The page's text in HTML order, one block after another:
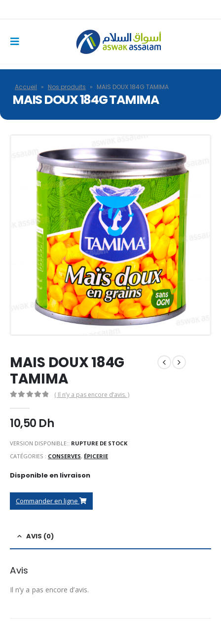
Accueil » Nos produits » MAIS DOUX 184G TAMIMA
MAIS DOUX 184G TAMIMA
MAIS DOUX 184G
TAMIMA
( Il n’y a pas encore d’avis. )
10,50 Dh
VERSION DISPONIBLE:: RUPTURE DE STOCK
CATÉGORIES : CONSERVES, ÉPICERIE
Disponible en livraison
Commander en ligne
AVIS (0)
Avis
Il n’y a pas encore d’avis.